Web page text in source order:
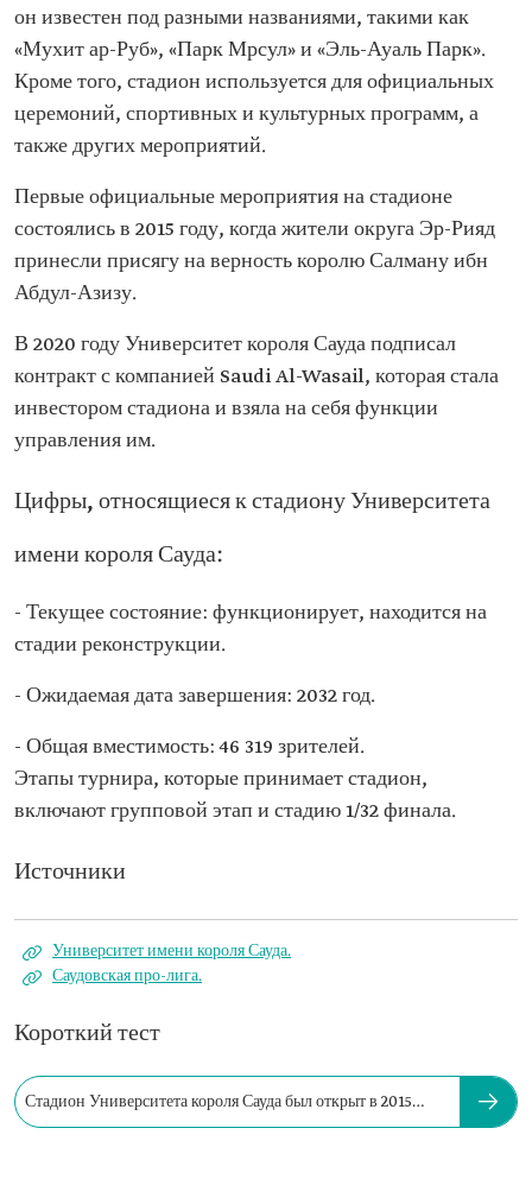
он известен под разными названиями, такими как
«Мухит ар-Руб», «Парк Мрсул» и «Эль-Ауаль Парк».
Кроме того, стадион используется для официальных
церемоний, спортивных и культурных программ, а
также других мероприятий.
Первые официальные мероприятия на стадионе
состоялись в 2015 году, когда жители округа Эр-Рияд
принесли присягу на верность королю Салману ибн
Абдул-Азизу.
В 2020 году Университет короля Сауда подписал
контракт с компанией Saudi Al-Wasail, которая стала
инвестором стадиона и взяла на себя функции
управления им.
Цифры, относящиеся к стадиону Университета
имени короля Сауда:
- Текущее состояние: функционирует, находится на
стадии реконструкции.
- Ожидаемая дата завершения: 2032 год.
- Общая вместимость: 46 319 зрителей.
Этапы турнира, которые принимает стадион,
включают групповой этап и стадию 1/32 финала.
Источники
Университет имени короля Сауда.
Саудовская про-лига.
Короткий тест
Стадион Университета короля Сауда был открыт в 2015